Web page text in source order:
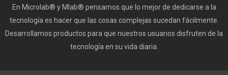
En Microlab® y Mlab® pensamos que lo mejor de dedicarse a la
tecnología es hacer que las cosas complejas sucedan fácilmente.
Desarrollamos productos para que nuestros usuarios disfruten de la
tecnología en su vida diaria.